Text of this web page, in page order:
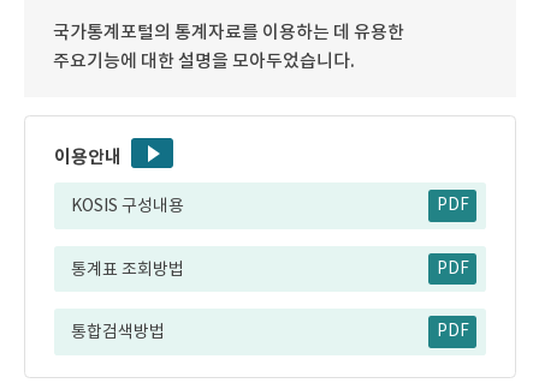
국가통계포털의 통계자료를 이용하는 데 유용한
주요기능에 대한 설명을 모아두었습니다.
이용안내
KOSIS 구성내용 PDF
통계표 조회방법 PDF
통합검색방법 PDF